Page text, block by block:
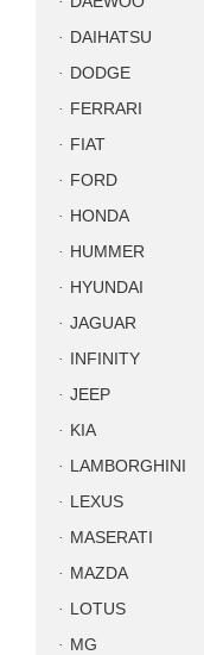
DAIHATSU
DODGE
FERRARI
FIAT
FORD
HONDA
HUMMER
HYUNDAI
JAGUAR
INFINITY
JEEP
KIA
LAMBORGHINI
LEXUS
MASERATI
MAZDA
LOTUS
MG